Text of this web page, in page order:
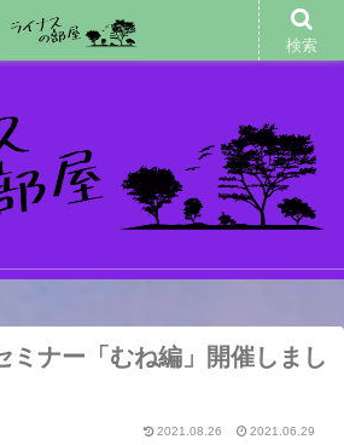
ージメニュー(改訂
ミナー「むね編」開催しまし
2021.08.26 2021.06.29
検索